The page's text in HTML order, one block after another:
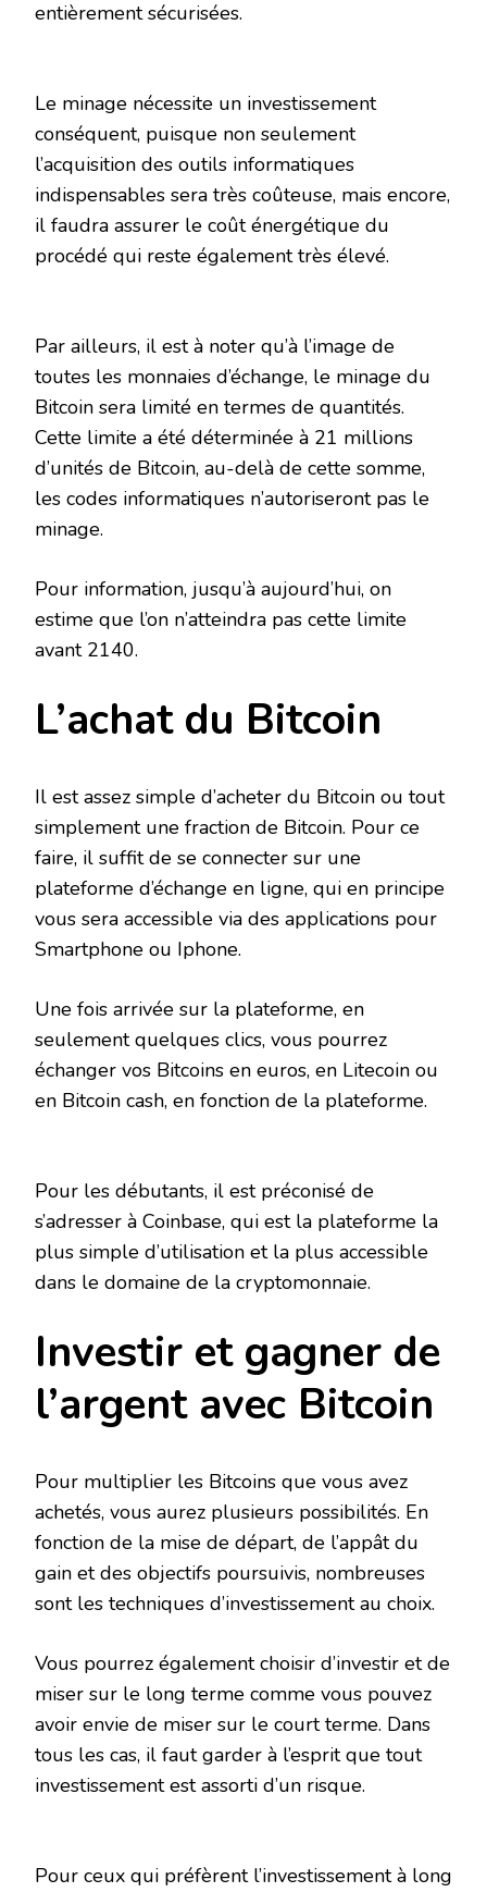
entièrement sécurisées.
Le minage nécessite un investissement
conséquent, puisque non seulement
l’acquisition des outils informatiques
indispensables sera très coûteuse, mais encore,
il faudra assurer le coût énergétique du
procédé qui reste également très élevé.
Par ailleurs, il est à noter qu’à l’image de
toutes les monnaies d’échange, le minage du
Bitcoin sera limité en termes de quantités.
Cette limite a été déterminée à 21 millions
d’unités de Bitcoin, au-delà de cette somme,
les codes informatiques n’autoriseront pas le
minage.
Pour information, jusqu’à aujourd’hui, on
estime que l’on n’atteindra pas cette limite
avant 2140.
L’achat du Bitcoin
Il est assez simple d’acheter du Bitcoin ou tout
simplement une fraction de Bitcoin. Pour ce
faire, il suffit de se connecter sur une
plateforme d’échange en ligne, qui en principe
vous sera accessible via des applications pour
Smartphone ou Iphone.
Une fois arrivée sur la plateforme, en
seulement quelques clics, vous pourrez
échanger vos Bitcoins en euros, en Litecoin ou
en Bitcoin cash, en fonction de la plateforme.
Pour les débutants, il est préconisé de
s’adresser à Coinbase, qui est la plateforme la
plus simple d’utilisation et la plus accessible
dans le domaine de la cryptomonnaie.
Investir et gagner de
l’argent avec Bitcoin
Pour multiplier les Bitcoins que vous avez
achetés, vous aurez plusieurs possibilités. En
fonction de la mise de départ, de l’appât du
gain et des objectifs poursuivis, nombreuses
sont les techniques d’investissement au choix.
Vous pourrez également choisir d’investir et de
miser sur le long terme comme vous pouvez
avoir envie de miser sur le court terme. Dans
tous les cas, il faut garder à l’esprit que tout
investissement est assorti d’un risque.
Pour ceux qui préfèrent l’investissement à long